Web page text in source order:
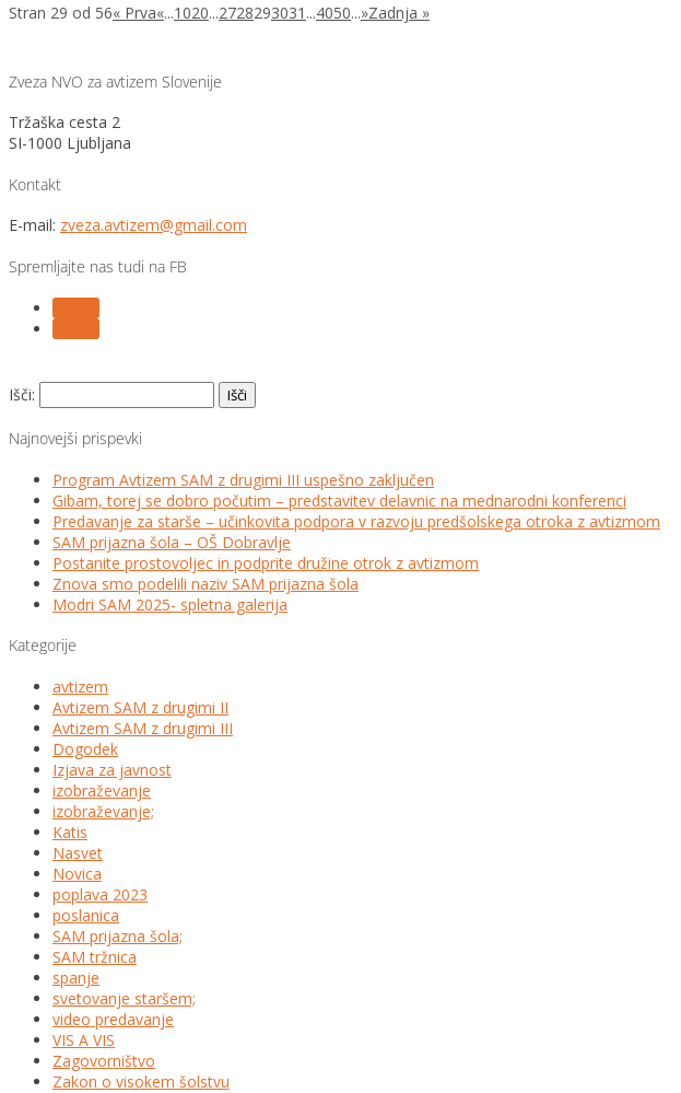
Stran 29 od 56« Prva«...1020...2728293031 ...4050...»Zadnja »
Zveza NVO za avtizem Slovenije
Tržaška cesta 2
SI-1000 Ljubljana
Kontakt
E-mail: zveza.avtizem@gmail.com
Spremljajte nas tudi na FB
Išči:
Najnovejši prispevki
Program Avtizem SAM z drugimi III uspešno zaključen
Gibam, torej se dobro počutim – predstavitev delavnic na mednarodni konferenci
Predavanje za starše – učinkovita podpora v razvoju predšolskega otroka z avtizmom
SAM prijazna šola – OŠ Dobravlje
Postanite prostovoljec in podprite družine otrok z avtizmom
Znova smo podelili naziv SAM prijazna šola
Modri SAM 2025- spletna galerija
Kategorije
avtizem
Avtizem SAM z drugimi II
Avtizem SAM z drugimi III
Dogodek
Izjava za javnost
izobraževanje
izobraževanje;
Katis
Nasvet
Novica
poplava 2023
poslanica
SAM prijazna šola;
SAM tržnica
spanje
svetovanje staršem;
video predavanje
VIS A VIS
Zagovorništvo
Zakon o visokem šolstvu